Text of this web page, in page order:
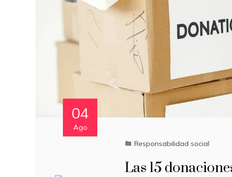
04
Ago
Responsabilidad social
Las 15